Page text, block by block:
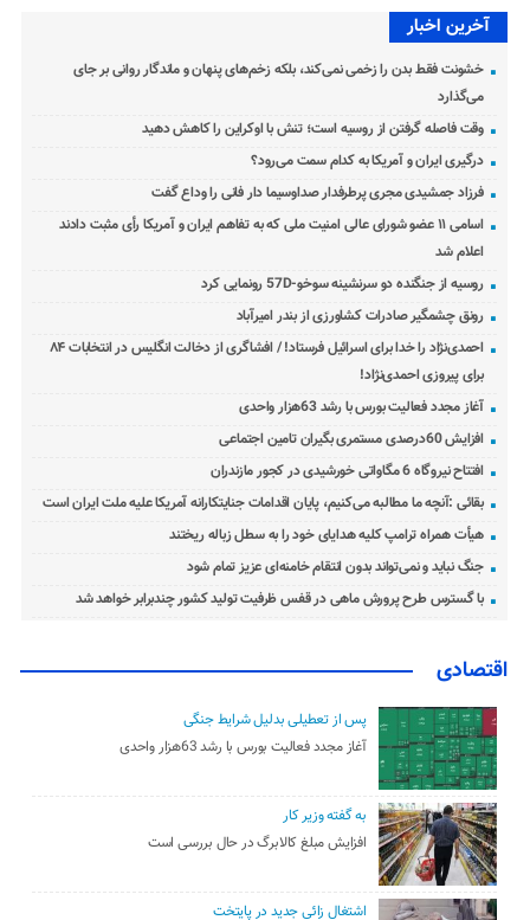
آخرین اخبار
خشونت فقط بدن را زخمی نمی‌کند، بلکه زخم‌های پنهان و ماندگار روانی بر جای
می‌گذارد
وقت فاصله گرفتن از روسیه است؛ تنش با اوکراین را کاهش دهید
درگیری ایران و آمریکا به کدام سمت می‌رود؟
فرزاد جمشیدی مجری پرطرفدار صداوسیما دار فانی را وداع گفت
اسامی ۱۱ عضو شورای عالی امنیت ملی که به تفاهم ایران و آمریکا رأی مثبت دادند
اعلام شد
روسیه از جنگنده دو سرنشینه سوخو-57D رونمایی کرد
رونق چشمگیر صادرات کشاورزی از بندر امیرآباد
احمدی‌نژاد را خدا برای اسرائیل فرستاد! / افشاگری از دخالت انگلیس در انتخابات ۸۴
برای پیروزی احمدی‌نژاد!
آغاز مجدد فعالیت بورس با رشد 63هزار واحدی
افزایش 60درصدی مستمری بگیران تامین اجتماعی
افتتاح نیروگاه 6 مگاواتی خورشیدی در کجور مازندران
بقائی :آنچه ما مطالبه می‌کنیم، پایان اقدامات جنایتکارانه آمریکا علیه ملت ایران است
هیأت همراه ترامپ کلیه هدایای خود را به سطل زباله ریختند
جنگ نباید و نمی‌تواند بدون انتقام خامنه‌ای عزیز تمام شود
با گسترس طرح پرورش ماهی در قفس ظرفیت تولید کشور چندبرابر خواهد شد
اقتصادی
پس از تعطیلی بدلیل شرایط جنگی
آغاز مجدد فعالیت بورس با رشد 63هزار واحدی
به گفته وزیر کار
افزایش مبلغ کالابرگ در حال بررسی است
اشتغال زائی جدید در پایتخت